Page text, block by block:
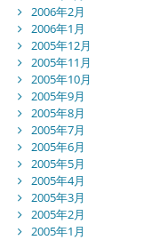
2006年2月
2006年1月
2005年12月
2005年11月
2005年10月
2005年9月
2005年8月
2005年7月
2005年6月
2005年5月
2005年4月
2005年3月
2005年2月
2005年1月